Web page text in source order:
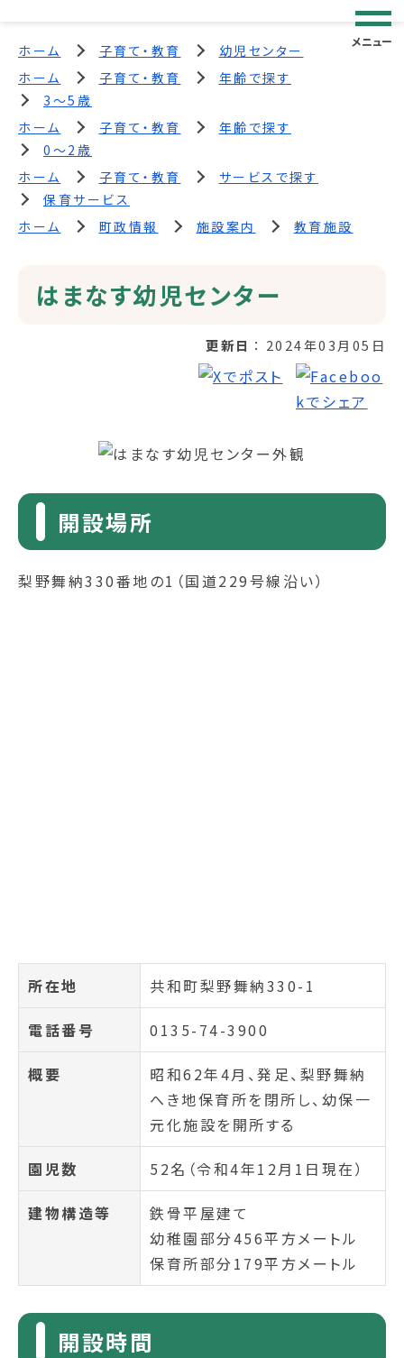
メニュー
ホーム 子育て・教育
幼児センター
ホーム
子育て・教育
年齢で探す
3～5歳
ホーム
子育て・教育
年齢で探す
0～2歳
ホーム
子育て・教育
サービスで探す
保育サービス
ホーム
町政情報 施設案内 教育施設
はまなす幼児センター
更新日 2024年03月05日
開設場所
梨野舞納330番地の1（国道229号線沿い）
所在地 共和町梨野舞納330-1
電話番号 0135-74-3900
概要
昭和62年4月、発足、梨野舞納
へき地保育所を閉所し、幼保一
元化施設を開所する
園児数 52名（令和4年12月1日現在）
建物構造等
鉄骨平屋建て
幼稚園部分456平方メートル
保育所部分179平方メートル
開設時間